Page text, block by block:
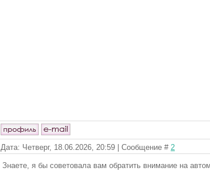
Дата: Четверг, 18.06.2026, 20:59 | Сообщение # 2
Знаете, я бы советовала вам обратить внимание на